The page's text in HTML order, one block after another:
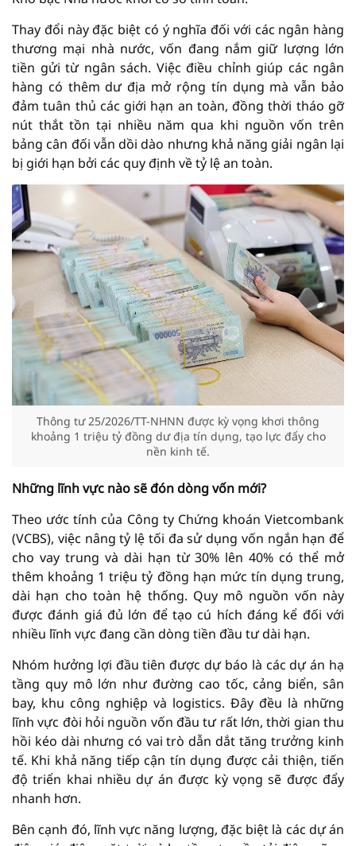
Thay đổi này đặc biệt có ý nghĩa đối với các ngân hàng
thương mại nhà nước, vốn đang nắm giữ lượng lớn
tiền gửi từ ngân sách. Việc điều chỉnh giúp các ngân
hàng có thêm dư địa mở rộng tín dụng mà vẫn bảo
đảm tuân thủ các giới hạn an toàn, đồng thời tháo gỡ
nút thắt tồn tại nhiều năm qua khi nguồn vốn trên
bảng cân đối vẫn dồi dào nhưng khả năng giải ngân lại
bị giới hạn bởi các quy định về tỷ lệ an toàn.
Thông tư 25/2026/TT-NHNN được kỳ vọng khơi thông
khoảng 1 triệu tỷ đồng dư địa tín dụng, tạo lực đẩy cho
nền kinh tế.
Những lĩnh vực nào sẽ đón dòng vốn mới?
Theo ước tính của Công ty Chứng khoán Vietcombank
(VCBS), việc nâng tỷ lệ tối đa sử dụng vốn ngắn hạn để
cho vay trung và dài hạn từ 30% lên 40% có thể mở
thêm khoảng 1 triệu tỷ đồng hạn mức tín dụng trung,
dài hạn cho toàn hệ thống. Quy mô nguồn vốn này
được đánh giá đủ lớn để tạo cú hích đáng kể đối với
nhiều lĩnh vực đang cần dòng tiền đầu tư dài hạn.
Nhóm hưởng lợi đầu tiên được dự báo là các dự án hạ
tầng quy mô lớn như đường cao tốc, cảng biển, sân
bay, khu công nghiệp và logistics. Đây đều là những
lĩnh vực đòi hỏi nguồn vốn đầu tư rất lớn, thời gian thu
hồi kéo dài nhưng có vai trò dẫn dắt tăng trưởng kinh
tế. Khi khả năng tiếp cận tín dụng được cải thiện, tiến
độ triển khai nhiều dự án được kỳ vọng sẽ được đẩy
nhanh hơn.
Bên cạnh đó, lĩnh vực năng lượng, đặc biệt là các dự án